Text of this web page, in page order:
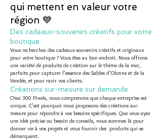
qui mettent en valeur votre
région 💙
Des cadeaux-souvenirs créatifs pour votre
boutique
Vous recherchez des cadeaux-souvenirs créatifs et originaux
pour votre boutique ? Vous êtes au bon endroit. Nous offrons
une variété de produits de création sur le thème de la mer,
parfaits pour capturer l’essence des Sables d’Olonne et de la
Vendée, et pour ravir vos clients.
Créations sur-mesure sur demande
Chez 300 Pixels, nous comprenons que chaque entreprise est
unique. C’est pourquoi nous proposons des créations sur-
mesure pour répondre à vos besoins spécifiques. Que vous ayez
une idée précise ou besoin de conseils, nous sommes là pour
donner vie à vos projets et vous fournir des produits qui se
démarquent.